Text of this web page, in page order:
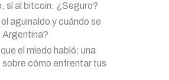
sí al bitcoin. ¿Seguro?
aguinaldo y cuándo se
Argentina?
el miedo habló: una
cómo enfrentar tus